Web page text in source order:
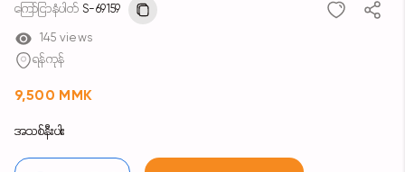
ကြော်ငြာနံပါတ် S-69159
145 views
ရန်ကုန်
9,500 MMK
အသစ်နီးပါး